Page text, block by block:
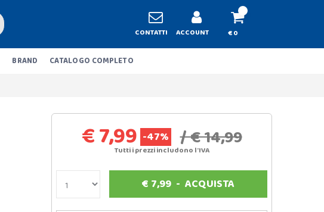
CONTATTI ACCOUNT € 0
BRAND CATALOGO COMPLETO
€ 7,99 -47% / € 14,99
Tutti i prezzi includono l'IVA
€ 7,99 -ACQUISTA